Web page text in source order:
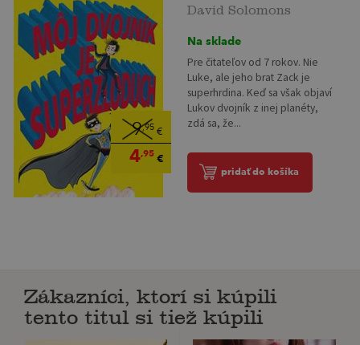
9,95€
4,95€
David Solomons
Na sklade
Pre čitateľov od 7 rokov. Nie
Luke, ale jeho brat Zack je
superhrdina. Keď sa však objaví
Lukov dvojník z inej planéty,
zdá sa, že...
pridať do košíka
Zákazníci, ktorí si kúpili
tento titul si tiež kúpili